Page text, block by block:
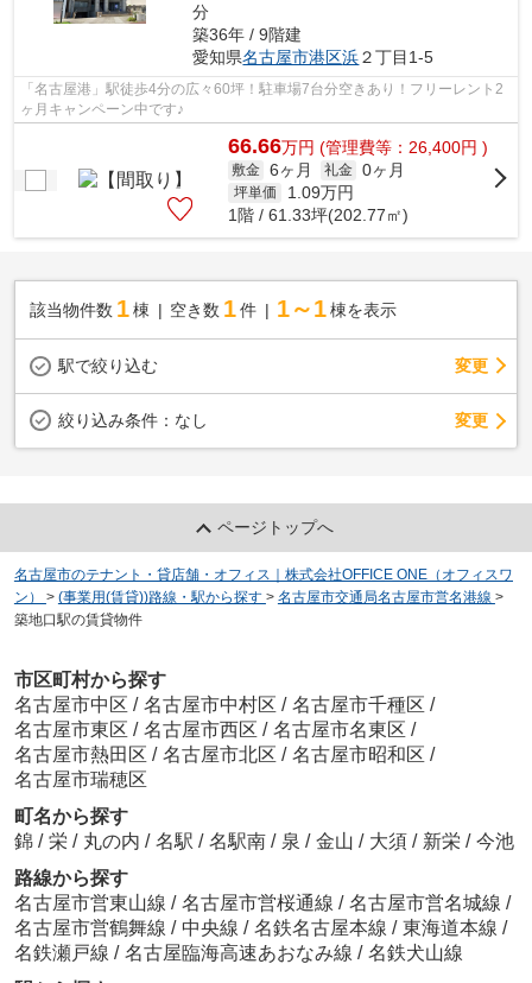
分
築36年 / 9階建
愛知県名古屋市港区浜２丁目1-5
「名古屋港」駅徒歩4分の広々60坪！駐車場7台分空きあり！フリーレント2
ヶ月キャンペーン中です♪
66.66万円 (管理費等：26,400円 )
敷金 6ヶ月 礼金 0ヶ月
坪単価 1.09万円
1階 / 61.33坪(202.77㎡)
該当物件数 1棟 空き数 1 件 1～1 棟を表示
駅で絞り込む 変更
絞り込み条件： なし 変更
ページトップへ
名古屋市のテナント・貸店舗・オフィス｜株式会社OFFICE ONE（オフィスワ
ン）
> (事業用(賃貸))路線・駅から探す > 名古屋市交通局名古屋市営名港線 >
築地口駅の賃貸物件
市区町村から探す
名古屋市中区 / 名古屋市中村区 / 名古屋市千種区 /
名古屋市東区 / 名古屋市西区 / 名古屋市名東区 /
名古屋市熱田区 / 名古屋市北区 / 名古屋市昭和区 /
名古屋市瑞穂区
町名から探す
錦 / 栄 / 丸の内 / 名駅 / 名駅南 / 泉 / 金山 / 大須 / 新栄 / 今池
路線から探す
名古屋市営東山線 / 名古屋市営桜通線 / 名古屋市営名城線 /
名古屋市営鶴舞線 / 中央線 / 名鉄名古屋本線 / 東海道本線 /
名鉄瀬戸線 / 名古屋臨海高速あおなみ線 / 名鉄犬山線